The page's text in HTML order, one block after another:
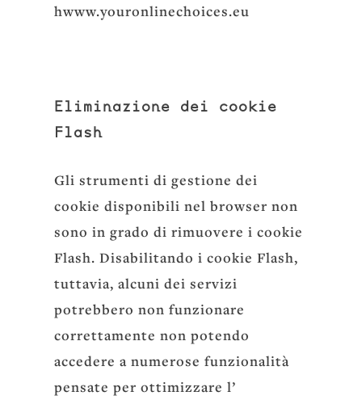
hwww.youronlinechoices.eu
Eliminazione dei cookie
Flash
Gli strumenti di gestione dei
cookie disponibili nel browser non
sono in grado di rimuovere i cookie
Flash. Disabilitando i cookie Flash,
tuttavia, alcuni dei servizi
potrebbero non funzionare
correttamente non potendo
accedere a numerose funzionalità
pensate per ottimizzare l’